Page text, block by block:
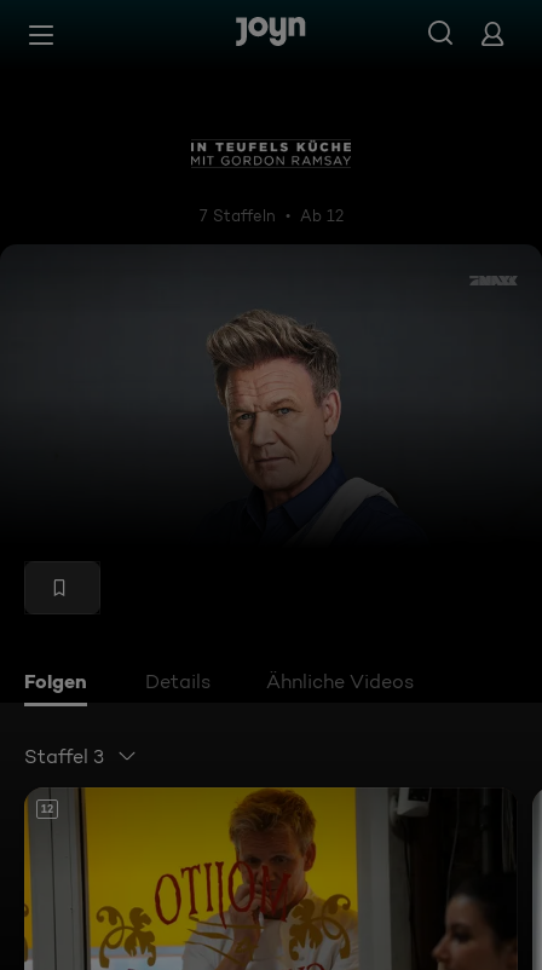
Zum Inhalt springen
In Teufels Küche mit Gordon
7 Staffeln Ab 12
Folgen Details Ähnliche Videos
Staffel 3
12